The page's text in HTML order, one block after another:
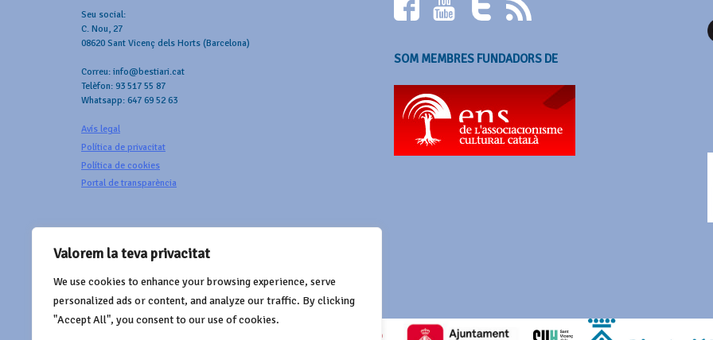
Valorem la teva privacitat
We use cookies to enhance your browsing experience, serve
personalized ads or content, and analyze our traffic. By clicking
"Accept All", you consent to our use of cookies.
Seu social:
C. Nou, 27
08620 Sant Vicenç dels Horts (Barcelona)
Correu: info@bestiari.cat
Telèfon: 93 517 55 87
Whatsapp: 647 69 52 63
Avís legal
Política de privacitat
Política de cookies
Portal de transparència
SOM MEMBRES FUNDADORS DE